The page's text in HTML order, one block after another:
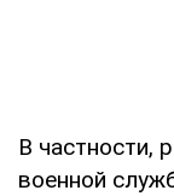
В частности,
военной